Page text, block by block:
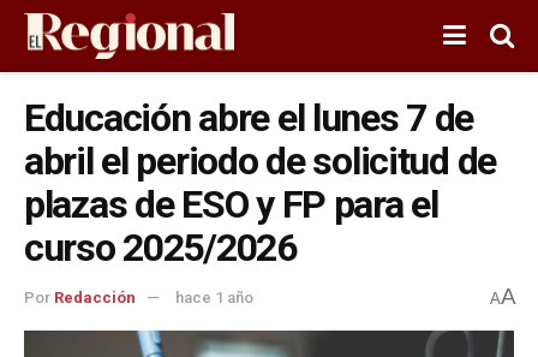
Educación abre el lunes 7 de
abril el periodo de solicitud de
plazas de ESO y FP para el
curso 2025/2026
Por Redacción hace 1 año AA